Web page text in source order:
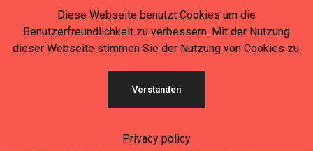
Datenschutzerklärung
Diese Webseite benutzt Cookies um die
Benutzerfreundlichkeit zu verbessern. Mit der Nutzung
dieser Webseite stimmen Sie der Nutzung von Cookies zu.
Verstanden
Privacy policy